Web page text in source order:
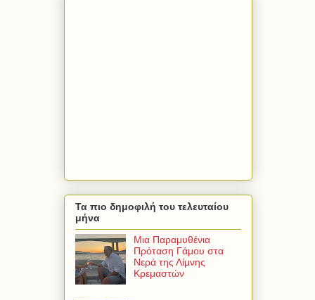
Τα πιο δημοφιλή του τελευταίου
μήνα
Μια Παραμυθένια
Πρόταση Γάμου στα
Νερά της Λίμνης
Κρεμαστών